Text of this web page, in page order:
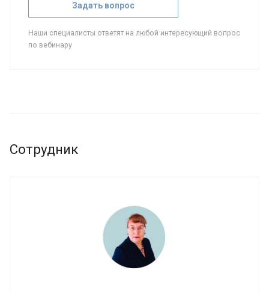
Задать вопрос
Наши специалисты ответят на любой интересующий вопрос
по вебинару
Сотрудник